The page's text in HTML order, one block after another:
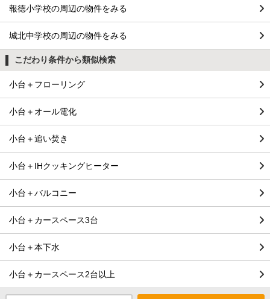
報徳小学校の周辺の物件をみる
城北中学校の周辺の物件をみる
こだわり条件から類似検索
小台＋フローリング
小台＋オール電化
小台＋追い焚き
小台＋IHクッキングヒーター
小台＋バルコニー
小台＋カースペース3台
小台＋本下水
小台＋カースペース2台以上